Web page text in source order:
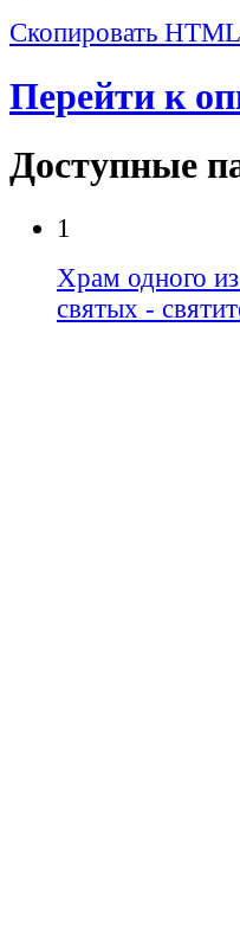
Скопировать
Перейти к
Доступные
1
Храм одного
святых -